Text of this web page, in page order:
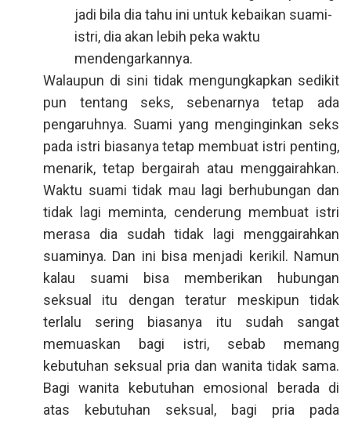
jadi bila dia tahu ini untuk kebaikan suami-
istri, dia akan lebih peka waktu
mendengarkannya.
Walaupun di sini tidak mengungkapkan sedikit
pun tentang seks, sebenarnya tetap ada
pengaruhnya. Suami yang menginginkan seks
pada istri biasanya tetap membuat istri penting,
menarik, tetap bergairah atau menggairahkan.
Waktu suami tidak mau lagi berhubungan dan
tidak lagi meminta, cenderung membuat istri
merasa dia sudah tidak lagi menggairahkan
suaminya. Dan ini bisa menjadi kerikil. Namun
kalau suami bisa memberikan hubungan
seksual itu dengan teratur meskipun tidak
terlalu sering biasanya itu sudah sangat
memuaskan bagi istri, sebab memang
kebutuhan seksual pria dan wanita tidak sama.
Bagi wanita kebutuhan emosional berada di
atas kebutuhan seksual, bagi pria pada